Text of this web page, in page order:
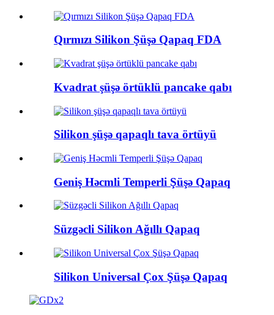
Qırmızı Silikon Şüşə Qapaq FDA
Kvadrat şüşə örtüklü pancake qabı
Silikon şüşə qapaqlı tava örtüyü
Geniş Həcmli Temperli Şüşə Qapaq
Süzgəcli Silikon Ağıllı Qapaq
Silikon Universal Çox Şüşə Qapaq